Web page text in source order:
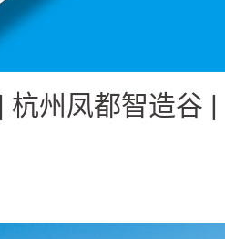
杭州凤都智造谷